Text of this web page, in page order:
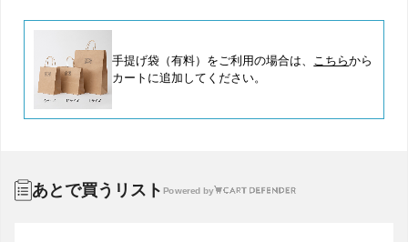
手提げ袋（有料）をご利用の場合は、 こちらから
カートに追加してください。
あとで買うリスト Powered by